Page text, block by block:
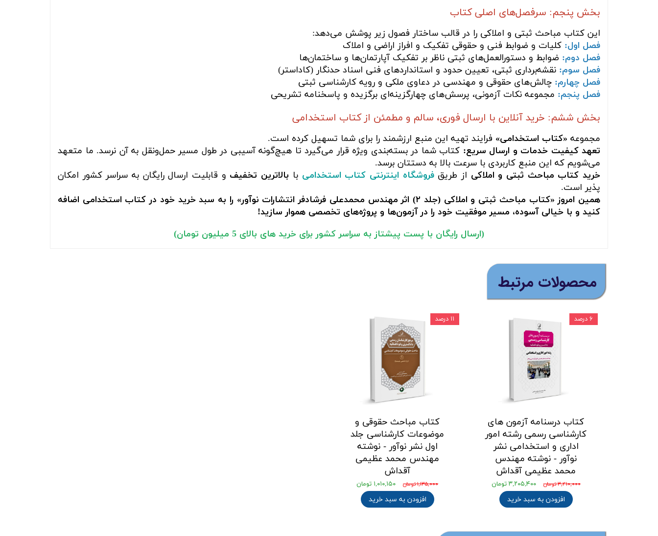
بخش پنجم: سرفصل‌های اصلی کتاب
این کتاب مباحث ثبتی و املاکی را در قالب ساختار فصول زیر پوشش می‌دهد:
فصل اول: کلیات و ضوابط فنی و حقوقی تفکیک و افراز اراضی و املاک
فصل دوم: ضوابط و دستورالعمل‌های ثبتی ناظر بر تفکیک آپارتمان‌ها و ساختمان‌ها
فصل سوم: نقشه‌برداری ثبتی، تعیین حدود و استانداردهای فنی اسناد حدنگار (کاداستر)
فصل چهارم: چالش‌های حقوقی و مهندسی در دعاوی ملکی و رویه کارشناسی ثبتی
فصل پنجم: مجموعه نکات آزمونی، پرسش‌های چهارگزینه‌ای برگزیده و پاسخنامه تشریحی
بخش ششم: خرید آنلاین با ارسال فوری، سالم و مطمئن از کتاب استخدامی
مجموعه «کتاب استخدامی» فرایند تهیه این منبع ارزشمند را برای شما تسهیل کرده است.
تعهد کیفیت خدمات و ارسال سریع: کتاب شما در بسته‌بندی ویژه قرار می‌گیرد تا هیچ‌گونه آسیبی در طول مسیر حمل‌ونقل به آن نرسد. ما متعهد
می‌شویم که این منبع کاربردی با سرعت بالا به دستتان برسد.
خرید کتاب مباحث ثبتی و املاکی از طریقفروشگاه اینترنتی کتاب استخدامی با بالاترین تخفیف و قابلیت ارسال رایگان به سراسر کشور امکان
پذیر است.
همین امروز «کتاب مباحث ثبتی و املاکی (جلد ۲) اثر مهندس محمدعلی فرشادفر انتشارات نوآور» را به سبد خرید خود در کتاب استخدامی اضافه
کنید و با خیالی آسوده، مسیر موفقیت خود را در آزمون‌ها و پروژه‌های تخصصی هموار سازید!
(ارسال رایگان با پست پیشتاز به سراسر کشور برای خرید های بالای 5 میلیون تومان)
​محصولات مرتبط
کتاب درسنامه آزمون های
کارشناسی رسمی رشته امور
اداری و استخدامی نشر
نوآور - نوشته مهندس
محمد عظیمی آقداش
۳,۴۱۰,۰۰۰ تومان ۳,۲۰۵,۴۰۰ تومان
افزودن به سبد خرید
۶ درصد
کتاب مباحث حقوقی و
موضوعات کارشناسی جلد
اول نشر نوآور - نوشته
مهندس محمد عظیمی
آقداش
۱,۱۳۵,۰۰۰ تومان ۱,۰۱۰,۱۵۰ تومان
افزودن به سبد خرید
۱۱ درصد